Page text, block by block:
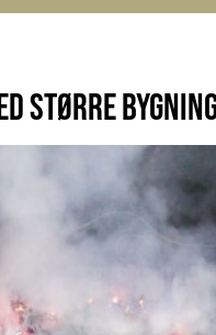
STØRRE